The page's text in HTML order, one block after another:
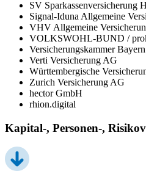
SV Sparkassenversicherung
Signal-Iduna Allgemeine
VHV Allgemeine
VOLKSWOHL-BUND /
Versicherungskammer Bayern
Verti Versicherung AG
Württembergische
Zurich Versicherung AG
hector GmbH
rhion.digital
Kapital-, Personen-,